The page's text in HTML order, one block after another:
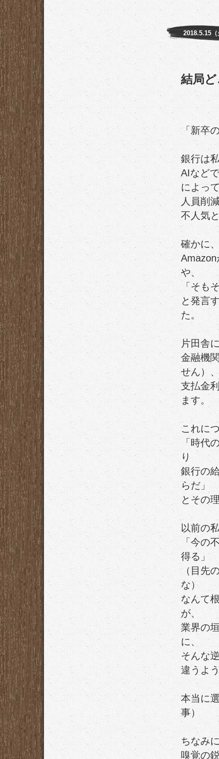
2018.5.15（
結局
「新卒
銀行は
AIなど
によっ
人員削
不人気
確かに
や、
「そも
と発言
た。
片田舎
金融機
せん）
支払金
ます。
これに
「時代
り
銀行の
らだ」
とその
以前の
「今の
得る」
（目先
な）
なんて
が、
業界の
に、
そんな
違うよ
本当に
事）
ちなみ
嗅覚の